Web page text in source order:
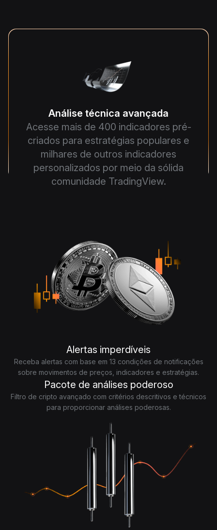
Análise técnica avançada
Acesse mais de 400 indicadores pré-
criados para estratégias populares e
milhares de outros indicadores
personalizados por meio da sólida
comunidade TradingView.
Alertas imperdíveis
Receba alertas com base em 13 condições de notificações
sobre movimentos de preços, indicadores e estratégias.
Pacote de análises poderoso
Filtro de cripto avançado com critérios descritivos e técnicos
para proporcionar análises poderosas.